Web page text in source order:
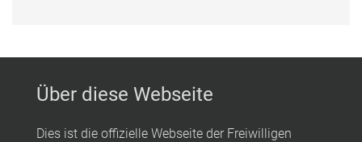
Über diese Webseite
Dies ist die offizielle Webseite der Freiwilligen